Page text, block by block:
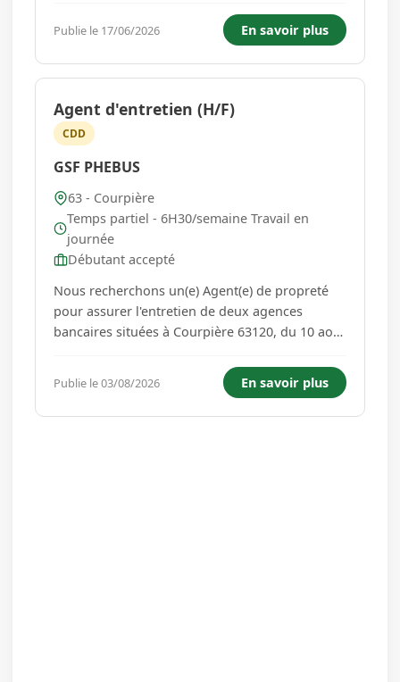
mieux manger accessible à tous une réalité.
Notre indépendance et la diversité de nos
métiers nous permettent de répondre aux at...
Publie le 17/06/2026 En savoir plus
Agent d'entretien (H/F)
CDD
GSF PHEBUS
63 - Courpière
Temps partiel - 6H30/semaine Travail en
journée
Débutant accepté
Nous recherchons un(e) Agent(e) de propreté
pour assurer l'entretien de deux agences
bancaires situées à Courpière 63120, du 10 août
Dépoussiérage du mobilier et des surfaces.
Vidage des corbeilles et évacuation des
déchets. Nettoyage et désinfection...
Publie le 03/08/2026 En savoir plus